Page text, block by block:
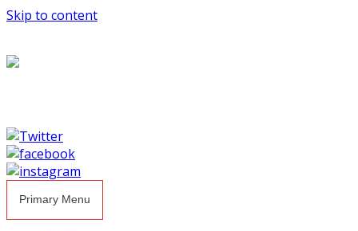
Skip to content
Primary Menu